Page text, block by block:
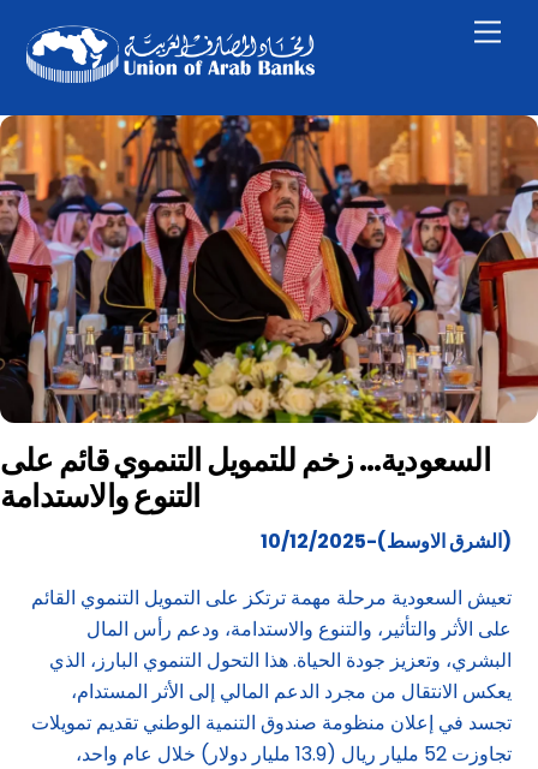
content
السعودية… زخم للتمويل التنموي قائم على
التنوع والاستدامة
(الشرق الاوسط)-10/12/2025
تعيش السعودية مرحلة مهمة ترتكز على التمويل التنموي القائم
على الأثر والتأثير، والتنوع والاستدامة، ودعم رأس المال
البشري، وتعزيز جودة الحياة. هذا التحول التنموي البارز، الذي
يعكس الانتقال من مجرد الدعم المالي إلى الأثر المستدام،
تجسد في إعلان منظومة صندوق التنمية الوطني تقديم تمويلات
تجاوزت 52 مليار ريال (13.9 مليار دولار) خلال عام واحد،